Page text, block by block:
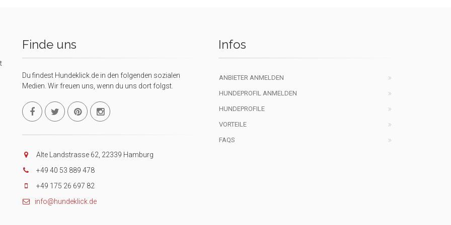
Finde uns
Du findest Hundeklick.de in den folgenden sozialen
Medien. Wir freuen uns, wenn du uns dort folgst.
Alte Landstrasse 62, 22339 Hamburg
+49 40 53 889 478
+49 175 26 697 82
info@hundeklick.de
Infos
ANBIETER ANMELDEN
HUNDEPROFIL ANMELDEN
HUNDEPROFILE
VORTEILE
FAQS